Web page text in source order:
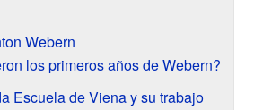
Webern
los primeros años de Webern?
Escuela de Viena y su trabajo